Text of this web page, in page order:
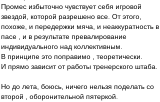
Промес избыточно чувствует себя игровой
звездой, которой разрешено все. От этого,
похоже, и передержки мяча, и неаккуратность в
пасе , и в результате превалирование
индивидуального над коллективным.
В принципе это поправимо , теоретически.
И прямо зависит от работы тренерского штаба.
Но до лета, боюсь, ничего нельзя поделать со
второй , оборонительной пятеркой.